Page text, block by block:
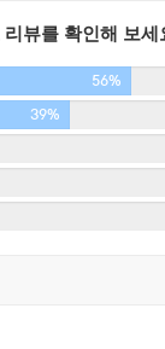
떤가. 엉덩이도 탄
툭툭’ 하고 그의
알 것도 같았다.
(火)이 있으니 어찌
는 뜻인가?” ---
리뷰를 확인해 보세
56%
39%